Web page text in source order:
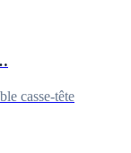
casse-tête